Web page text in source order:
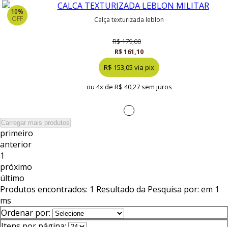
10%
OFF
calça texturizada leblon
R$ 179,00
R$ 161,10
R$ 153,05 via pix
ou 4x de R$ 40,27 sem juros
Carregar mais produtos
primeiro
anterior
1
próximo
último
Produtos encontrados: 1 Resultado da Pesquisa por: em 1
ms
Ordenar por: